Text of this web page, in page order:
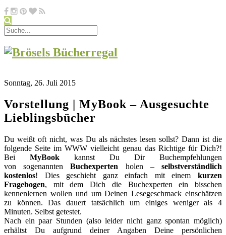
Sonntag, 26. Juli 2015
Vorstellung | MyBook – Ausgesuchte
Lieblingsbücher
Du weißt oft nicht, was Du als nächstes lesen sollst? Dann ist die
folgende Seite im WWW vielleicht genau das Richtige für Dich?!
Bei MyBook kannst Du Dir Buchempfehlungen
von sogenanntenBuchexperten holen –selbstverständlich
kostenlos! Dies geschieht ganz einfach mit einem kurzen
Fragebogen, mit dem Dich die Buchexperten ein bisschen
kennenlernen wollen und um Deinen Lesegeschmack einschätzen
zu können. Das dauert tatsächlich um einiges weniger als 4
Minuten. Selbst getestet.
Nach ein paar Stunden (also leider nicht ganz spontan möglich)
erhältst Du aufgrund deiner Angaben Deine persönlichen